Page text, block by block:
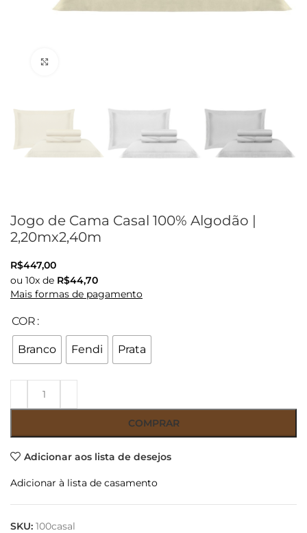
Jogo de Cama Casal 100% Algodão |
2,20mx2,40m
R$447,00
ou 10x de R$44,70
Mais formas de pagamento
COR
Branco Fendi Prata
COMPRAR
Adicionar aos lista de desejos
Adicionar à lista de casamento
SKU: 100casal